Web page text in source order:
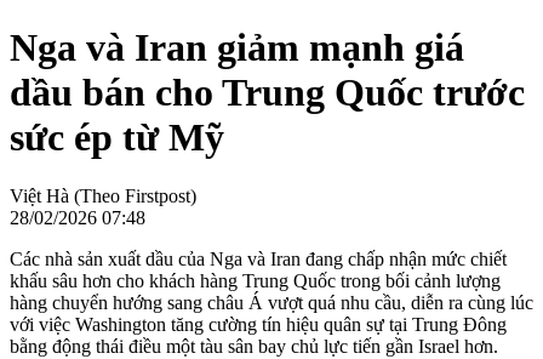
Nga và Iran giảm mạnh giá
dầu bán cho Trung Quốc trước
sức ép từ Mỹ
Việt Hà (Theo Firstpost)
28/02/2026 07:48
Các nhà sản xuất dầu của Nga và Iran đang chấp nhận mức chiết
khấu sâu hơn cho khách hàng Trung Quốc trong bối cảnh lượng
hàng chuyển hướng sang châu Á vượt quá nhu cầu, diễn ra cùng lúc
với việc Washington tăng cường tín hiệu quân sự tại Trung Đông
bằng động thái điều một tàu sân bay chủ lực tiến gần Israel hơn.